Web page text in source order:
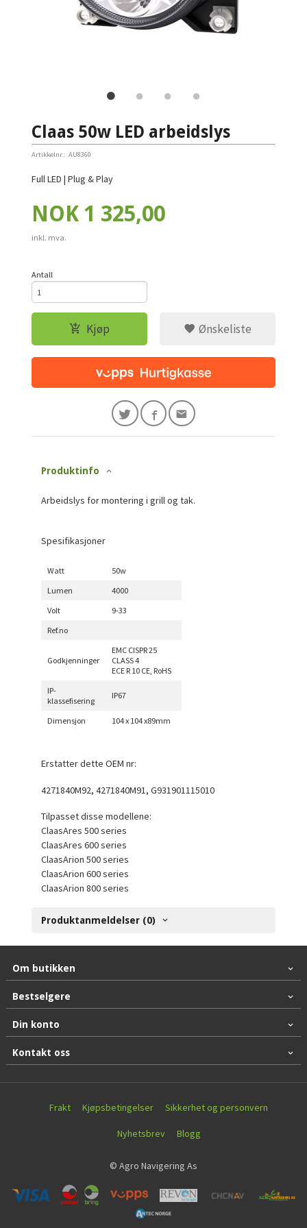
Claas 50w LED arbeidslys
Artikkelnr.: AU8360
Full LED | Plug & Play
Pris
NOK 1 325,00
inkl. mva.
Antall
Kjøp Ønskeliste
Produktinfo
Arbeidslys for montering i grill og tak.
Spesifikasjoner
Watt
50w
Lumen
4000
Volt
9-33
Ref.no
Godkjenninger
EMC CISPR 25
CLASS 4
ECE R 10 CE, RoHS
IP-
klassefisering
IP67
Dimensjon 104 x 104 x89mm
Erstatter dette OEM nr:
4271840M92, 4271840M91, G931901115010
Tilpasset disse modellene:
ClaasAres 500 series
ClaasAres 600 series
ClaasArion 500 series
ClaasArion 600 series
ClaasArion 800 series
Produktanmeldelser (0)
Om butikken
Bestselgere
Din konto
Kontakt oss
Frakt Kjøpsbetingelser Sikkerhet og personvern
Nyhetsbrev Blogg
© Agro Navigering As